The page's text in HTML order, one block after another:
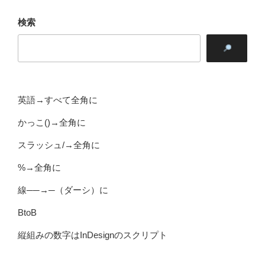
検索
英語→すべて全角に
かっこ()→全角に
スラッシュ/→全角に
%→全角に
線──→─（ダーシ）に
BtoB
縦組みの数字はInDesignのスクリプト